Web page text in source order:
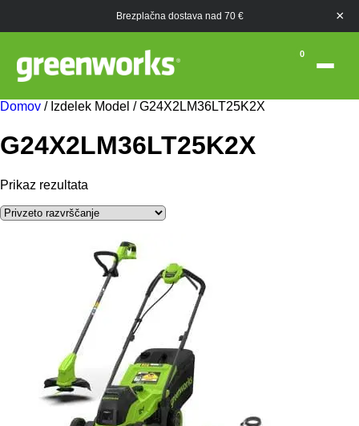
Brezplačna dostava nad 70 € ×
0
Domov / Izdelek Model / G24X2LM36LT25K2X
G24X2LM36LT25K2X
Prikaz rezultata